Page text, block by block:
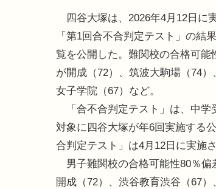
四谷大塚は、2026年4月12日に
「第1回合不合判定テスト」の結
覧を公開した。難関校の合格可能
が開成（72）、筑波大駒場（74）
女子学院（67）など。
「合不合判定テスト」は、中学
対象に四谷大塚が年6回実施する
合判定テスト」は4月12日に実施さ
男子難関校の合格可能性80％偏
開成（72）、渋谷教育渋谷（67